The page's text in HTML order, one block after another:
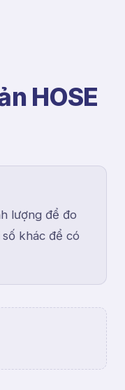
HOSE
lượng để đo
khác để có